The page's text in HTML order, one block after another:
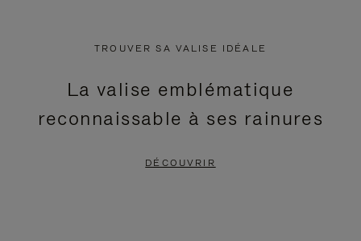
TROUVER SA VALISE IDÉALE
La valise emblématique
reconnaissable à ses rainures
DÉCOUVRIR